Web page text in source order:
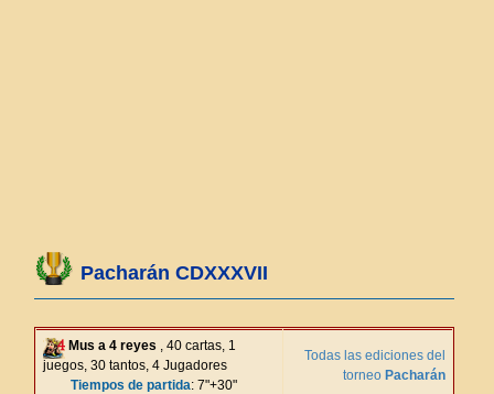
Pacharán CDXXXVII
Mus a 4 reyes , 40 cartas, 1
juegos, 30 tantos, 4 Jugadores
Tiempos de partida: 7"+30"
Todas las ediciones del
torneo Pacharán